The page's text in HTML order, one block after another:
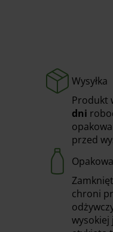
Wysyłka
Produkt
dni
przed
chroni